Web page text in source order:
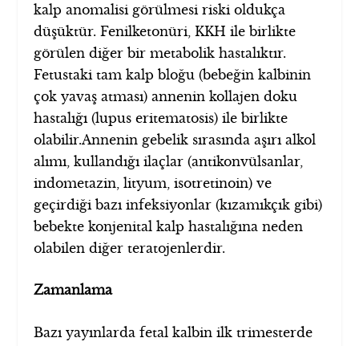
kalp anomalisi görülmesi riski oldukça
düşüktür. Fenilketonüri, KKH ile birlikte
görülen diğer bir metabolik hastalıktır.
Fetustaki tam kalp bloğu (bebeğin kalbinin
çok yavaş atması) annenin kollajen doku
hastalığı (lupus eritematosis) ile birlikte
olabilir.Annenin gebelik sırasında aşırı alkol
alımı, kullandığı ilaçlar (antikonvülsanlar,
indometazin, lityum, isotretinoin) ve
geçirdiği bazı infeksiyonlar (kızamıkçık gibi)
bebekte konjenital kalp hastalığına neden
olabilen diğer teratojenlerdir.
Zamanlama
Bazı yayınlarda fetal kalbin ilk trimesterde